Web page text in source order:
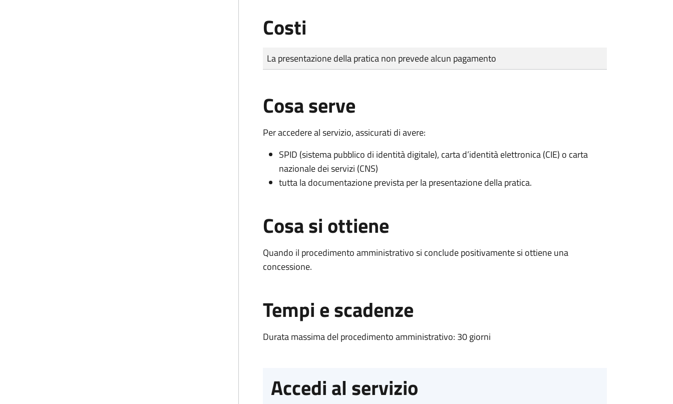
Costi
Tipo di pagamento
Importo
La presentazione della pratica non prevede alcun pagamento
Cosa serve
Per accedere al servizio, assicurati di avere:
SPID (sistema pubblico di identità digitale), carta d’identità elettronica (CIE) o carta
nazionale dei servizi (CNS)
tutta la documentazione prevista per la presentazione della pratica.
Cosa si ottiene
Quando il procedimento amministrativo si conclude positivamente si ottiene una
concessione.
Tempi e scadenze
Durata massima del procedimento amministrativo: 30 giorni
Accedi al servizio